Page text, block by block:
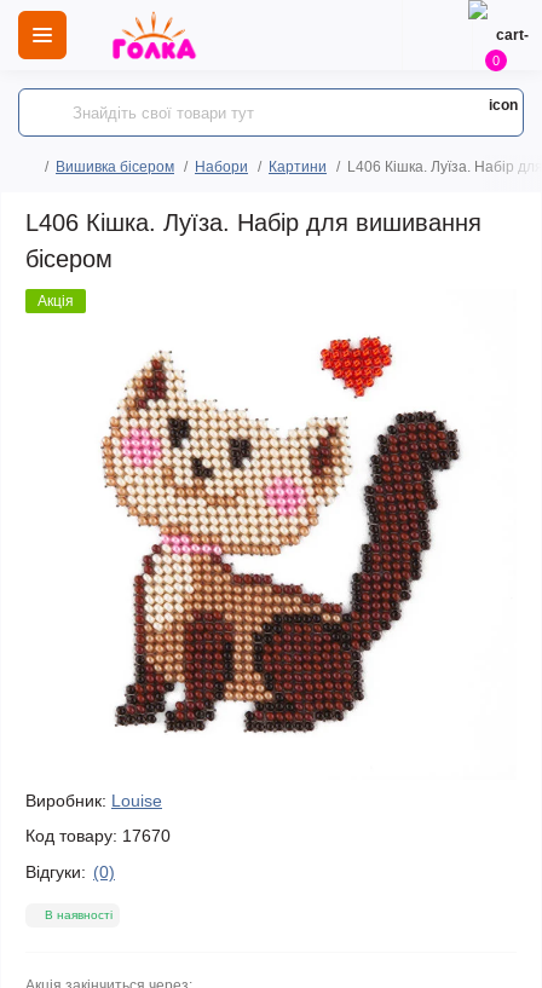
0
Вишивка бісером Набори Картини L406 Кішка. Луїза. Набір
L406 Кішка. Луїза. Набір для вишивання
бісером
Акція
Виробник: Louise
Код товару: 17670
Відгуки: (0)
В наявності